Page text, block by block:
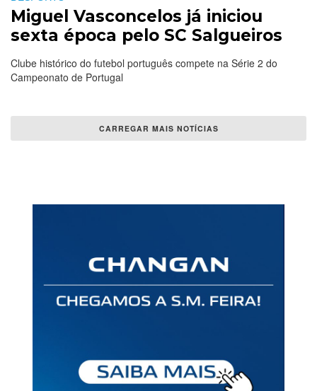
Miguel Vasconcelos já iniciou
sexta época pelo SC Salgueiros
Clube histórico do futebol português compete na Série 2 do
Campeonato de Portugal
CARREGAR MAIS NOTÍCIAS